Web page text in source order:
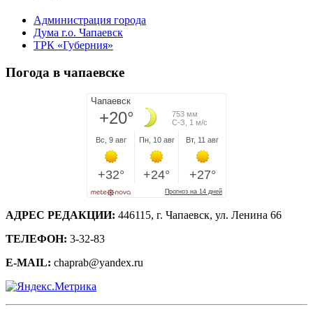
Администрация города
Дума г.о. Чапаевск
ТРК «Губерния»
Погода в чапаевске
АДРЕС РЕДАКЦИИ: 446115, г. Чапаевск, ул. Ленина 66
ТЕЛЕФОН: 3-32-83
E-MAIL: chaprab@yandex.ru